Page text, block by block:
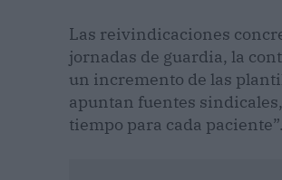
Las reivindicaciones
jornadas de guardia, la
un incremento de las
apuntan fuentes
tiempo para cada paciente”.